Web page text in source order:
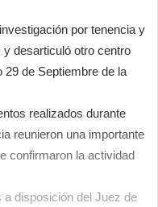
por tenencia y
desarticuló otro centro
29 de Septiembre de la
realizados durante
reunieron una importante
confirmaron la actividad
disposición del Juez de